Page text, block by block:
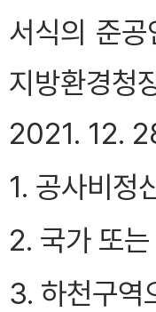
서식의 준
지방환경청
2021. 12.
1. 공사비정
2. 국가 또
3. 하천구역